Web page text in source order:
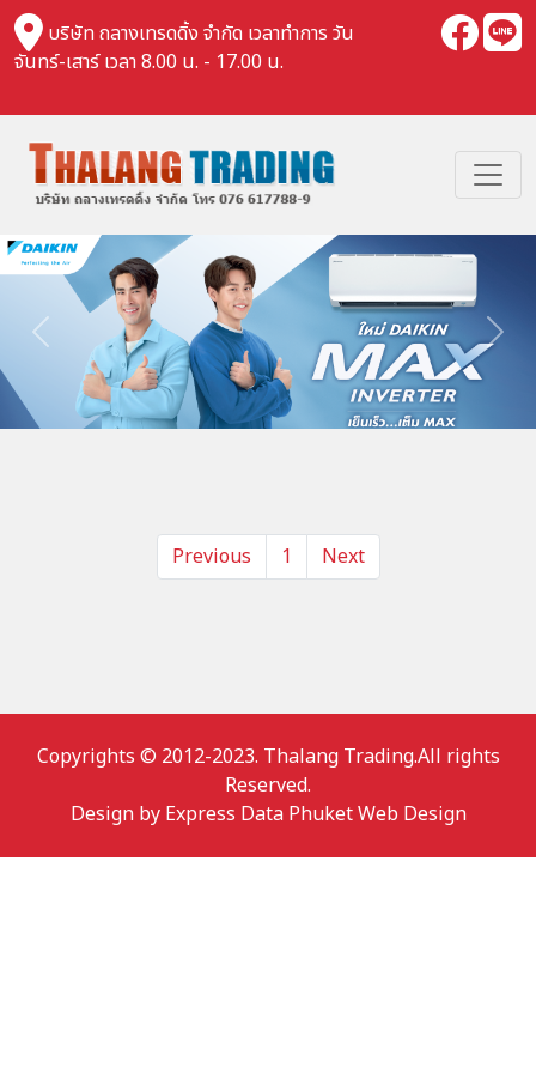
บริษัท ถลางเทรดดิ้ง จำกัด เวลาทำการ วัน
จันทร์-เสาร์ เวลา 8.00 น. - 17.00 น.
Previous Next
Previous 1 Next
Copyrights © 2012-2023. Thalang Trading.All rights
Reserved.
Design by Express Data Phuket Web Design